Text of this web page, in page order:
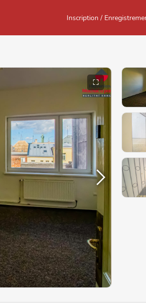
Inscription /